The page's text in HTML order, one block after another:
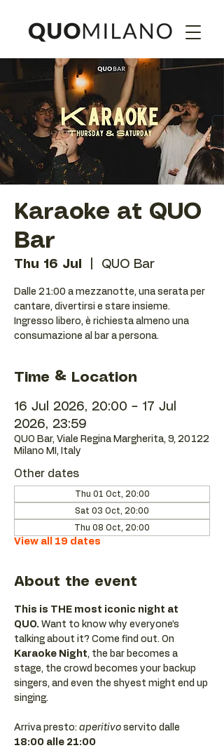
Karaoke at QUO
Bar
Thu 16 Jul QUO Bar
Dalle 21:00 a mezzanotte, una serata per
cantare, divertirsi e stare insieme.
Ingresso libero, è richiesta almeno una
consumazione al bar a persona.
Time & Location
16 Jul 2026, 20:00 – 17 Jul
2026, 23:59
QUO Bar, Viale Regina Margherita, 9, 20122
Milano MI, Italy
Other dates
Thu 01 Oct, 20:00
Sat 03 Oct, 20:00
Thu 08 Oct, 20:00
View all 19 dates
About the event
This is THE most iconic night at
QUO. Want to know why everyone’s
talking about it? Come find out. On
Karaoke Night, the bar becomes a
stage, the crowd becomes your backup
singers, and even the shyest might end up
singing.
Arriva presto: aperitivo servito dalle
18:00 alle 21:00